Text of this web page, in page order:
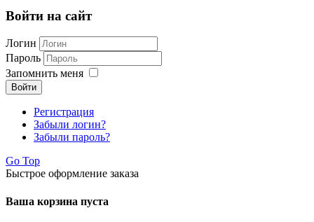
Войти на сайт
Логин
Пароль
Запомнить меня
Войти
Регистрация
Забыли логин?
Забыли пароль?
Go Top
Быстрое оформление заказа
Ваша корзина пуста